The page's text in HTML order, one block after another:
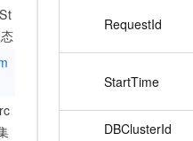
RequestId
StartTime
DBClusterId